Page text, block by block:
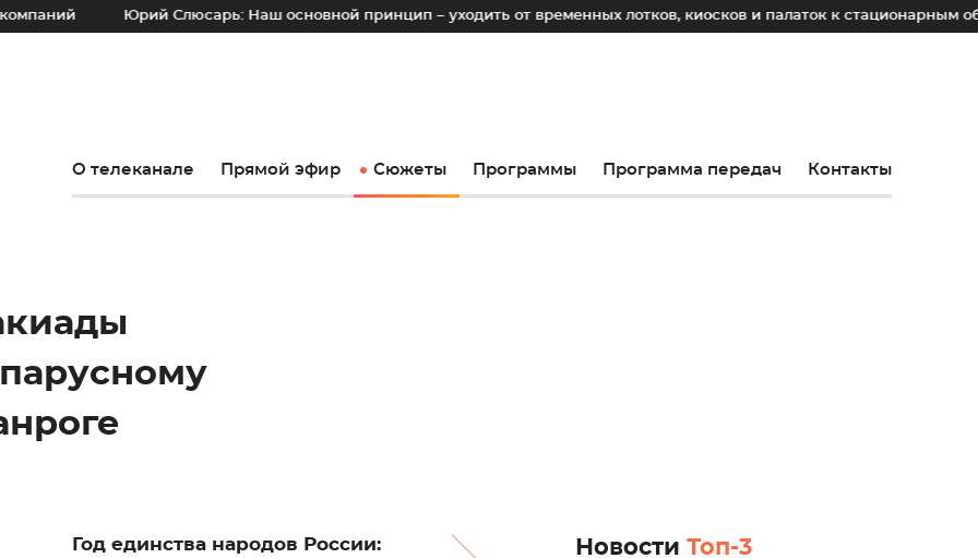
Юрий Слюсарь: Наш основной принцип – уходить от временных лотков, киосков и палаток к стационарным объектам
О телеканале Прямой эфир Сюжеты Программы Программа передач Контакты
Год единства народов России:
Новости Топ-3